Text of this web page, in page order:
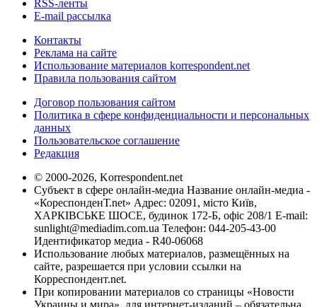
RSS-ленты
E-mail рассылка
Контакты
Реклама на сайте
Использование материалов korrespondent.net
Правила пользования сайтом
Договор пользования сайтом
Политика в сфере конфиденциальности и персональных
данных
Пользовательское соглашение
Редакция
© 2000-2026, Korrespondent.net
Субъект в сфере онлайн-медиа Название онлайн-медиа -
«КореспонденТ.net» Адрес: 02091, місто Київ,
ХАРКІВСЬКЕ ШОСЕ, будинок 172-Б, офіс 208/1 E-mail:
sunlight@mediadim.com.ua Телефон: 044-205-43-00
Идентификатор медиа - R40-06068
Использование любых материалов, размещённых на
сайте, разрешается при условии ссылки на
Корреспондент.net.
При копировании материалов со страницы «Новости
Украины и мира», для интернет-изданий – обязательна